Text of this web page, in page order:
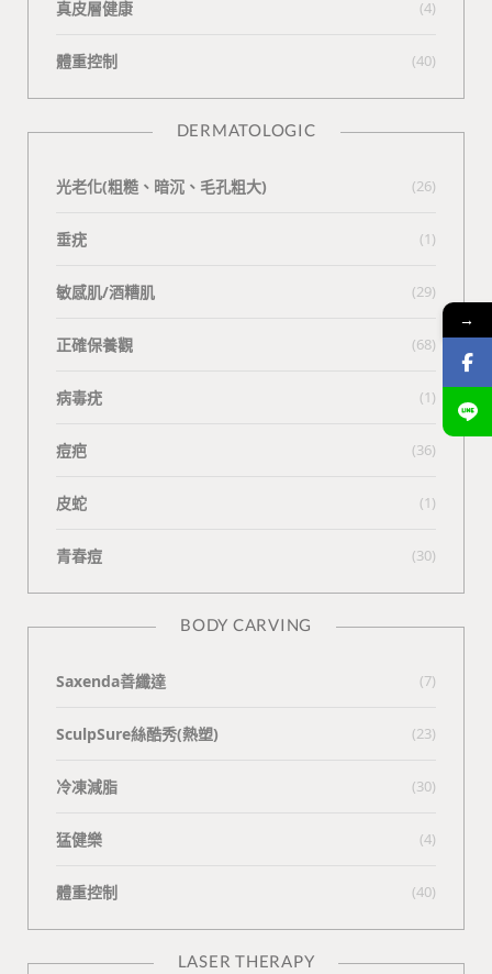
真皮層健康 (4)
體重控制 (40)
DERMATOLOGIC
光老化(粗糙、暗沉、毛孔粗大) (26)
垂疣 (1)
敏感肌/酒糟肌 (29)
正確保養觀 (68)
病毒疣 (1)
痘疤 (36)
皮蛇 (1)
青春痘 (30)
BODY CARVING
Saxenda善纖達 (7)
SculpSure絲酷秀(熱塑) (23)
冷凍減脂 (30)
猛健樂 (4)
體重控制 (40)
LASER THERAPY
→